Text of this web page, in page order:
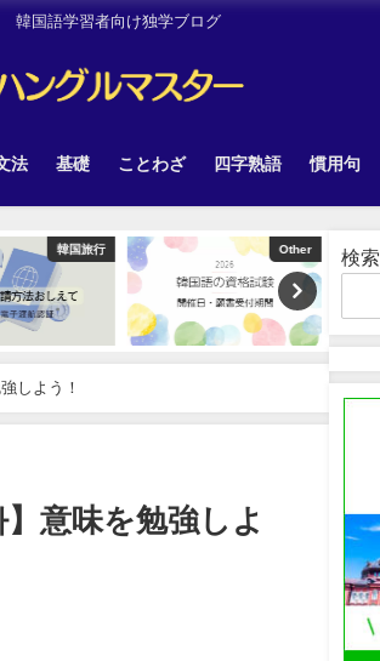
韓国語学習者向け独学ブログ
法 基礎 ことわざ 四字熟語 慣用句
Other 韓国旅行
しよう！
意味を勉強しよ
検索